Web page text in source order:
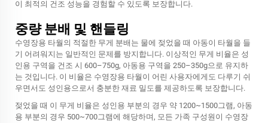
이 최적의 건조 성능을 경험할 수 있도록 보장합니다.
중량 분배 및 핸들링
수영장용 타월의 적절한 무게 분배는 물에 젖었을 때 아동이 타월을 들
기 어려워지는 일반적인 문제를 방지합니다. 이상적인 무게 비율은 성
인용 구역을 건조 시 600–750g, 아동용 구역을 250–350g으로 유지하
는 것입니다. 이 비율은 수영장용 타월이 어린 사용자에게도 다루기 쉬
우면서도 성인용으로서 충분한 재료 밀도를 제공하도록 보장합니다.
젖었을 때 이 무게 비율은 성인용 부분의 경우 약 1200~1500그램, 아동
용 부분의 경우 500~700그램에 해당하며, 모든 가족 구성원이 수영장